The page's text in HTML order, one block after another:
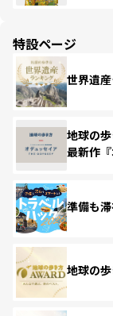
特設ページ
世界遺
地球の
最新作『
準備も
地球の